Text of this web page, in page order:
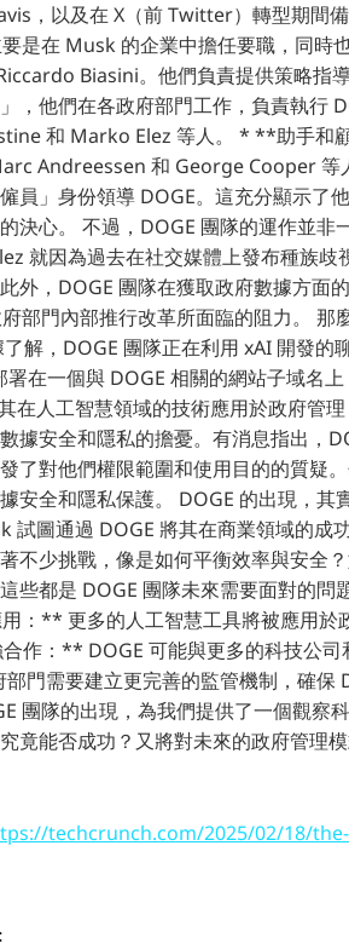
，以及在 X（前 Twitter）轉型期間
是在 Musk 的企業中擔任要職，同時
Biasini。他們負責提供策略
，他們在各政府部門工作，負責執行
和 Marko Elez 等人。 * **助手和
Andreessen 和 George Cooper
員」身份領導 DOGE。這充分顯示了
決心。 不過，DOGE 團隊的運作並
就因為過去在社交媒體上發布種族
外，DOGE 團隊在獲取政府數據方面
部門內部推行改革所面臨的阻力。 那
解，DOGE 團隊正在利用 xAI 開發
署在一個與 DOGE 相關的網站子域名
在人工智慧領域的技術應用於政府管
據安全和隱私的擔憂。有消息指出，
了對他們權限範圍和使用目的的質疑
安全和隱私保護。 DOGE 的出現，
試圖通過 DOGE 將其在商業領域的成
不少挑戰，像是如何平衡效率與安全
些都是 DOGE 團隊未來需要面對的
：** 更多的人工智慧工具將被應用於
作：** DOGE 可能與更多的科技公
門需要建立更完善的監管機制，確保
團隊的出現，為我們提供了一個觀察
竟能否成功？又將對未來的政府管理
techcrunch.com/2025/02/18/